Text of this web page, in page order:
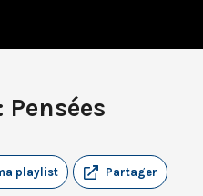
Partager
playlist